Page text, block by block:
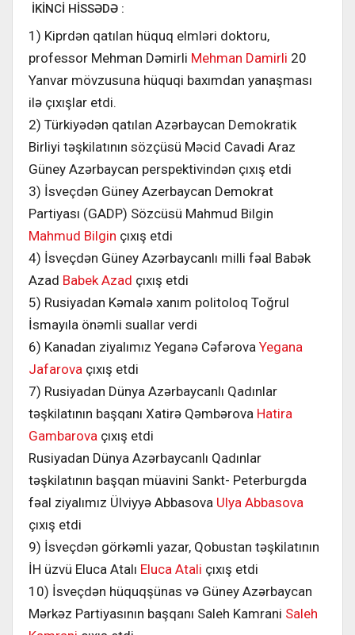
İKİNCİ HİSSƏDƏ :
1) Kiprdən qatılan hüquq elmləri doktoru,
professor Mehman Dəmirli Mehman Damirli 20
Yanvar mövzusuna hüquqi baxımdan yanaşması
ilə çıxışlar etdi.
2) Türkiyədən qatılan Azərbaycan Demokratik
Birliyi təşkilatının sözçüsü Məcid Cavadi Araz
Güney Azərbaycan perspektivindən çıxış etdi
3) İsveçdən Güney Azerbaycan Demokrat
Partiyası (GADP) Sözcüsü Mahmud Bilgin
Mahmud Bilgin çıxış etdi
4) İsveçdən Güney Azərbaycanlı milli fəal Babək
Azad Babek Azad çıxış etdi
5) Rusiyadan Kəmalə xanım politoloq Toğrul
İsmayıla önəmli suallar verdi
6) Kanadan ziyalımız Yeganə Cəfərova Yegana
Jafarova çıxış etdi
7) Rusiyadan Dünya Azərbaycanlı Qadınlar
təşkilatının başqanı Xatirə Qəmbərova Hatira
Gambarova çıxış etdi
Rusiyadan Dünya Azərbaycanlı Qadınlar
təşkilatının başqan müavini Sankt- Peterburgda
fəal ziyalımız Ülviyyə Abbasova Ulya Abbasova
çıxış etdi
9) İsveçdən görkəmli yazar, Qobustan təşkilatının
İH üzvü Eluca Atalı Eluca Atali çıxış etdi
10) İsveçdən hüquqşünas və Güney Azərbaycan
Mərkəz Partiyasının başqanı Saleh Kamrani Saleh